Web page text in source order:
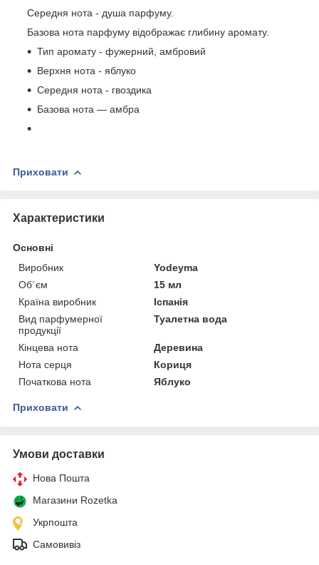
Середня нота - душа парфуму.
Базова нота парфуму відображає глибину аромату.
Тип аромату - фужерний, амбровий
Верхня нота - яблуко
Середня нота - гвоздика
Базова нота — амбра
Приховати
Характеристики
Основні
Виробник
Yodeyma
Об`єм
15 мл
Країна виробник
Іспанія
Вид парфумерної
продукції
Туалетна вода
Кінцева нота
Деревина
Нота серця
Кориця
Початкова нота
Яблуко
Приховати
Умови доставки
Нова Пошта
Магазини Rozetka
Укрпошта
Самовивіз